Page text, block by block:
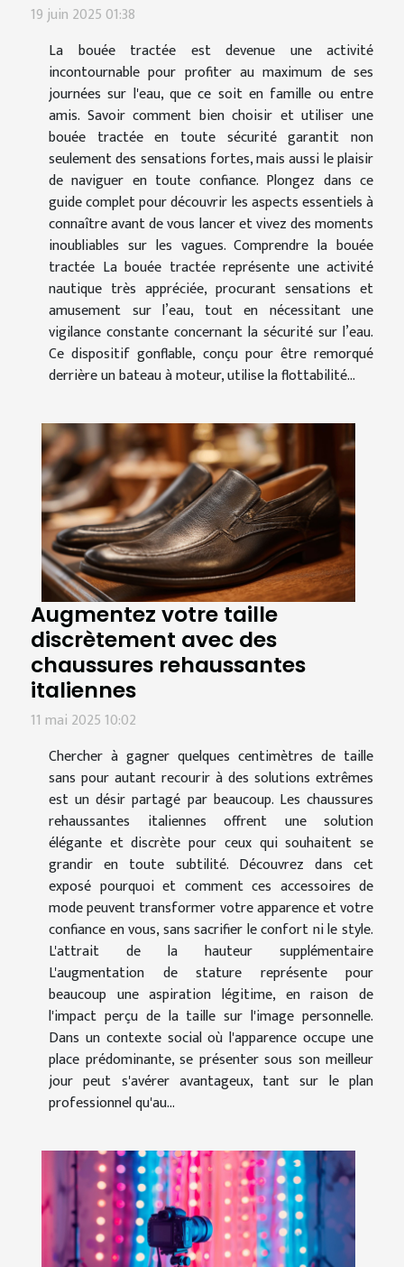
19 juin 2025 01:38
La bouée tractée est devenue une activité
incontournable pour profiter au maximum de ses
journées sur l'eau, que ce soit en famille ou entre
amis. Savoir comment bien choisir et utiliser une
bouée tractée en toute sécurité garantit non
seulement des sensations fortes, mais aussi le plaisir
de naviguer en toute confiance. Plongez dans ce
guide complet pour découvrir les aspects essentiels à
connaître avant de vous lancer et vivez des moments
inoubliables sur les vagues. Comprendre la bouée
tractée La bouée tractée représente une activité
nautique très appréciée, procurant sensations et
amusement sur l’eau, tout en nécessitant une
vigilance constante concernant la sécurité sur l’eau.
Ce dispositif gonflable, conçu pour être remorqué
derrière un bateau à moteur, utilise la flottabilité...
Augmentez votre taille
discrètement avec des
chaussures rehaussantes
italiennes
11 mai 2025 10:02
Chercher à gagner quelques centimètres de taille
sans pour autant recourir à des solutions extrêmes
est un désir partagé par beaucoup. Les chaussures
rehaussantes italiennes offrent une solution
élégante et discrète pour ceux qui souhaitent se
grandir en toute subtilité. Découvrez dans cet
exposé pourquoi et comment ces accessoires de
mode peuvent transformer votre apparence et votre
confiance en vous, sans sacrifier le confort ni le style.
L'attrait de la hauteur supplémentaire
L'augmentation de stature représente pour
beaucoup une aspiration légitime, en raison de
l'impact perçu de la taille sur l'image personnelle.
Dans un contexte social où l'apparence occupe une
place prédominante, se présenter sous son meilleur
jour peut s'avérer avantageux, tant sur le plan
professionnel qu'au...